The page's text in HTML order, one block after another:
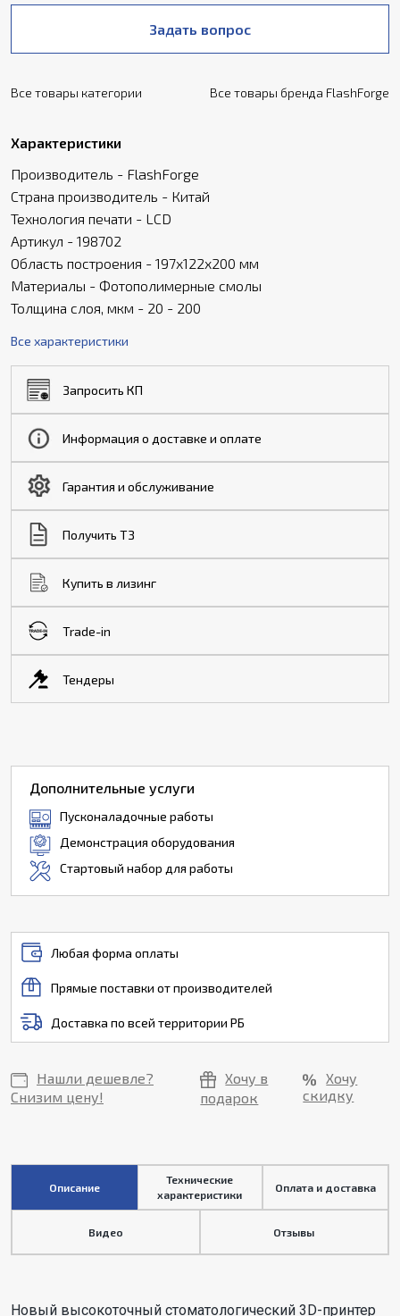
Задать вопрос
Все товары категории Все товары бренда FlashForge
Характеристики
Производитель - FlashForge
Страна производитель - Китай
Технология печати - LCD
Артикул - 198702
Область построения - 197х122х200 мм
Материалы - Фотополимерные смолы
Толщина слоя, мкм - 20 - 200
Все характеристики
Запросить КП
Информация о доставке и оплате
Гарантия и обслуживание
Получить ТЗ
Купить в лизинг
Trade-in
Тендеры
Дополнительные услуги
Пусконаладочные работы
Демонстрация оборудования
Стартовый набор для работы
Любая форма оплаты
Прямые поставки от производителей
Доставка по всей территории РБ
Нашли дешевле?
Снизим цену!
Хочу в
подарок
Хочу
скидку
Описание
Технические
характеристики
Оплата и доставка
Видео Отзывы
Новый высокоточный стоматологический 3D-принтер